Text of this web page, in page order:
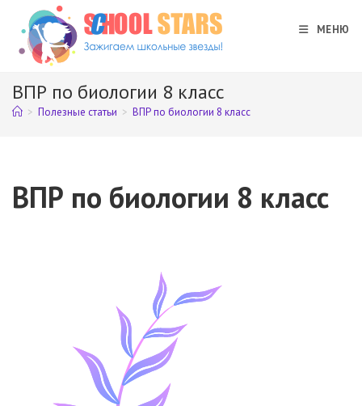
Перейти
содержимому
МЕНЮ
ВПР по биологии 8 класс
> Полезные статьи > ВПР по биологии 8 класс
ВПР по биологии 8 класс